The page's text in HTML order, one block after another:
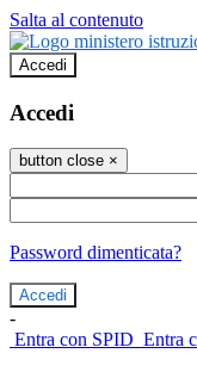
Salta al contenuto
Accedi
Accedi
button close ×
Password dimenticata?
-
Entra con SPID Entra